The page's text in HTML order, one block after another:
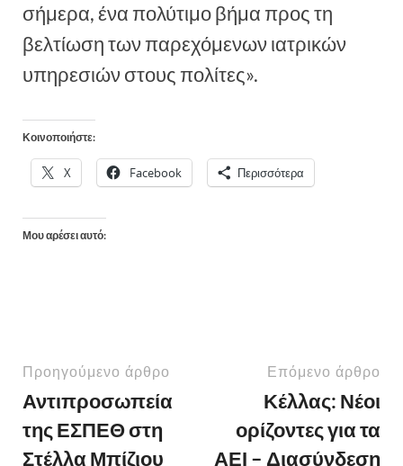
σήμερα, ένα πολύτιμο βήμα προς τη
βελτίωση των παρεχόμενων ιατρικών
υπηρεσιών στους πολίτες».
Κοινοποιήστε:
X Facebook Περισσότερα
Μου αρέσει αυτό:
Προηγούμενο άρθρο
Αντιπροσωπεία
της ΕΣΠΕΘ στη
Στέλλα Μπίζιου
Επόμενο άρθρο
Κέλλας: Νέοι
ορίζοντες για τα
ΑΕΙ – Διασύνδεση